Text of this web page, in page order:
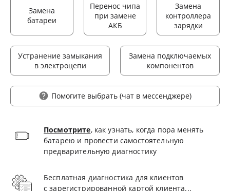
Замена
батареи
Перенос чипа
при замене
АКБ
Замена
контроллера
зарядки
Устранение замыкания
в электроцепи
Замена подключаемых
компонентов
Помогите выбрать (чат в мессенджере)
Посмотрите, как узнать, когда пора менять
батарею и провести самостоятельную
предварительную диагностику
Бесплатная диагностика для клиентов
с зарегистрированной картой клиента...